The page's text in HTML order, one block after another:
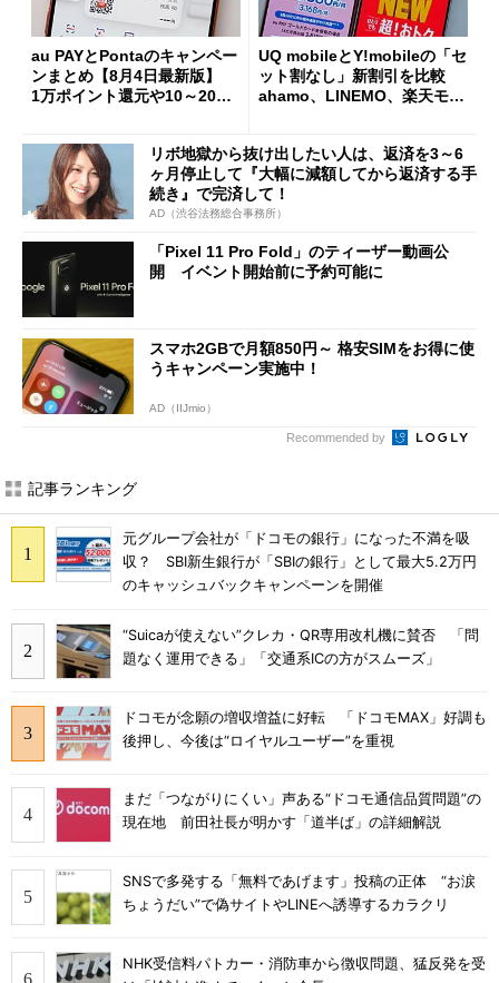
au PAYとPontaのキャンペー
ンまとめ【8月4日最新版】
1万ポイント還元や10～20％
UQ mobileとY!mobileの「セ
ット割なし」新割引を比較
ahamo、LINEMO、楽天モバ
リボ地獄から抜け出したい人は、返済を3～6
ヶ月停止して『大幅に減額してから返済する手
続き』で完済して！
AD（渋谷法務総合事務所）
「Pixel 11 Pro Fold」のティーザー動画公
開 イベント開始前に予約可能に
スマホ2GBで月額850円～ 格安SIMをお得に使
うキャンペーン実施中！
AD（IIJmio）
Recommended by
記事ランキング
元グループ会社が「ドコモの銀行」になった不満を吸
収？ SBI新生銀行が「SBIの銀行」として最大5.2万円
のキャッシュバックキャンペーンを開催
“Suicaが使えない”クレカ・QR専用改札機に賛否 「問
題なく運用できる」「交通系ICの方がスムーズ」
ドコモが念願の増収増益に好転 「ドコモMAX」好調も
後押し、今後は“ロイヤルユーザー”を重視
まだ「つながりにくい」声ある“ドコモ通信品質問題”の
現在地 前田社長が明かす「道半ば」の詳細解説
SNSで多発する「無料であげます」投稿の正体 “お涙
ちょうだい”で偽サイトやLINEへ誘導するカラクリ
NHK受信料パトカー・消防車から徴収問題、猛反発を受